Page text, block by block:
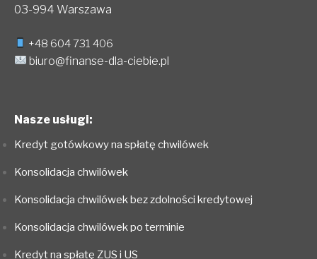
03-994 Warszawa
+48 604 731 406
biuro@finanse-dla-ciebie.pl
Nasze usługi:
Kredyt gotówkowy na spłatę chwilówek
Konsolidacja chwilówek
Konsolidacja chwilówek bez zdolności kredytowej
Konsolidacja chwilówek po terminie
Kredyt na spłatę ZUS i US